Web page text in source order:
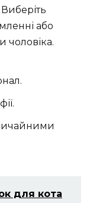
або
чоловіка.
для кота